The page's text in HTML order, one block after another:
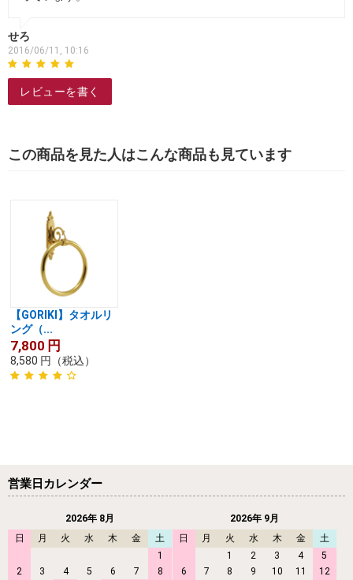
せろ
2016/06/11, 10:16
レビューを書く
この商品を見た人はこんな商品も見ています
【GORIKI】タオルリ
ング（...
7,800 円
8,580 円 （税込）
営業日カレンダー
2026年 8月
日
月 火 水 木 金
土
1
2
3 4 5 6 7
8
2026年 9月
日
月 火 水 木 金
土
1
2 3 4
5
6
7 8 9 10 11
12